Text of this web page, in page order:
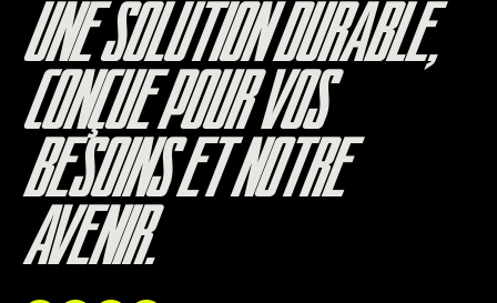
UNE SOLUTION DURABLE,
CONÇUE POUR VOS
BESOINS ET NOTRE
AVENIR.